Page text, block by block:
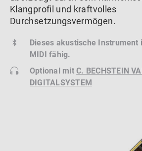
Klangprofil und kraftvolles
Durchsetzungsvermögen.
Dieses akustische Instrument
MIDI fähig.
Optional mitC. BECHSTEIN
DIGITALSYSTEM